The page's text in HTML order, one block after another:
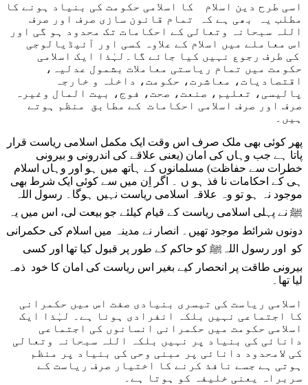
اسی طرح دین اسلام کا اسلامی حکومت کی بنیاد ہونے کا
مطلب یہ بھی ہے کہ تمام قانون سازی صرف اور صرف
اللہ سبحانہ وتعالی کے احکامات تک محدود ہو گی اور
اس معاملے میں اسلام کے علاوہ کسی اور آئیڈیالوجی
کی طرف رجوع نہیں کیا جائے گا۔لہٰذا ایک اسلامی
حکومت میں تمام ریاستی معاملات بشمول عدلیہ،
اقتصادیات، معاشرت، حکومت، داخلہ و خارجہ
پالیسی، تعلیم، صنعت، صحت، فوج، بیت المال وغیرہ
صرف اور صرف اسلامی احکامات کے مطابق منظم ہوتے
ہیں۔
پھر کوئی بھی ملک صرف اس وقت ایک مکمل اسلامی ریاست قرار
پاتا ہے جب وہاں کی امان (یعنی علاقے کی اندرونی و بیرونی
خطرات سے حفاظت) مسلمانوں کے ہاتھ میں ہو اور وہاں اسلام
ہی کے احکامات نا فذ ہو ں ۔ اگر اِن میں سے کوئی ایک شرط بھی
موجود نہ ہو تو وہ علاقہ اسلامی ریاست نہیں ہوگا۔ رسول اللہ
ﷺ نے پہلی اسلامی ریاست کے قیام کیلئے جو بیعت لی، اس میں یہ
دونوں شرائط موجود تھیں۔ انصار نے مدینہ میں اسلام کی حکمرانی
کو اور رسول اللہﷺ کو حاکم کے طور پر قبول کیا تھا اور کسی
بیرونی طاقت پر انحصار کیے بغیر اس ریاست کی امان کا خود ذمہ
لیا تھا۔
اسلامی ریاست کی تیسری بنیادی صفت اس میں حکمرانی
کا اجتماعی نہیں بلکہ انفرادی ہونا ہے۔ لہٰذا ایک
اسلامی حکومت میں حکمرانی انسانوں کی اجتماعی
دانائی کی بنیاد پر نہیں بلکہ اللہ سبحانہ وتعالی
کی لامحدود دانائی پر مبنی وحی کی بنیاد پر منظم
ہوتی ہے جسے نافذ کرنے کا اختیار صرف ریاست کے
سربراہ یعنی خلیفہ کو ہوتا ہے۔